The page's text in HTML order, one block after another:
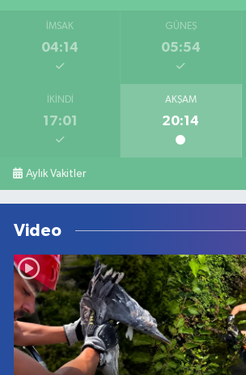
İMSAK
04:14
GÜNEŞ
05:54
İKINDI
17:01
AKŞAM
20:14
Aylık Vakitler
Video